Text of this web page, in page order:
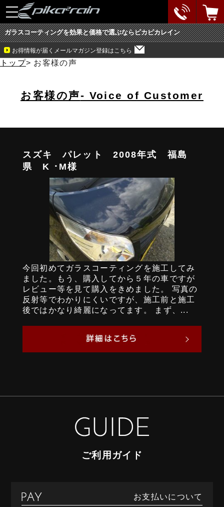
toggle
navigation
ガラスコーティングを効果と価格で選ぶならピカピカレイン
お得情報が届くメールマガジン登録はこちら
トップ> お客様の声
お客様の声- Voice of Customer
スズキ パレット 2008年式 福島
県 K ･M様
今回初めてガラスコーティングを施工してみ
ました。もう、購入してから５年の車ですが
レビュー等を見て購入をきめました。 写真の
反射等でわかりにくいですが、施工前と施工
後ではかなり綺麗になってます。 まず、...
ご利用ガイド
お支払いについて